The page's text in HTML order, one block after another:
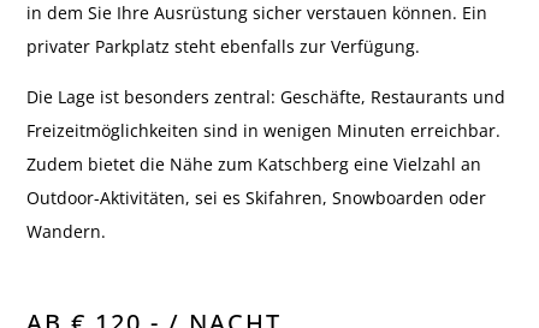
in dem Sie Ihre Ausrüstung sicher verstauen können. Ein
privater Parkplatz steht ebenfalls zur Verfügung.
Die Lage ist besonders zentral: Geschäfte, Restaurants und
Freizeitmöglichkeiten sind in wenigen Minuten erreichbar.
Zudem bietet die Nähe zum Katschberg eine Vielzahl an
Outdoor-Aktivitäten, sei es Skifahren, Snowboarden oder
Wandern.